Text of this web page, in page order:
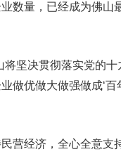
数量，已经成为佛山
坚决贯彻落实党的十
做优做大做强做成‘百
经济，全心全意支